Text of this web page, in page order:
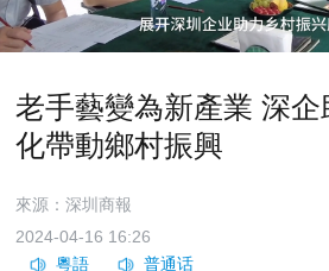
老手藝變為新產業 深
化帶動鄉村振興
來源：深圳商報
2024-04-16 16:26